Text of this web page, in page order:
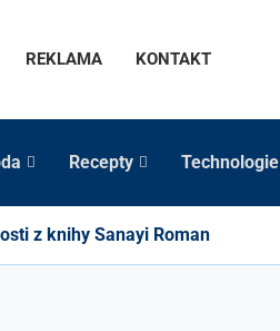
REKLAMA KONTAKT
Recepty Technologie
z knihy Sanayi Roman